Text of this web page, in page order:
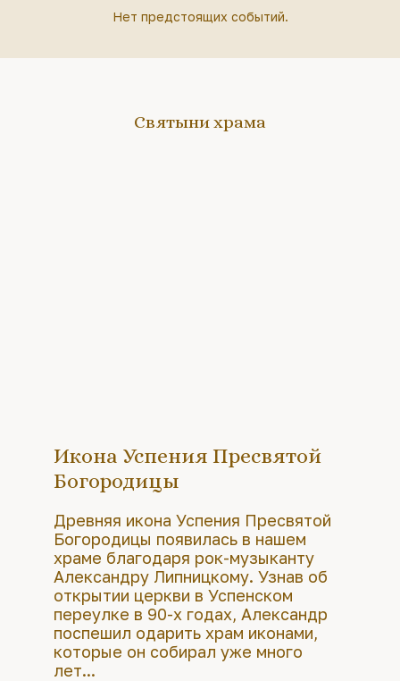
Нет предстоящих событий.
Святыни храма
Икона Успения Пресвятой
Богородицы
Древняя икона Успения Пресвятой
Богородицы появилась в нашем
храме благодаря рок-музыканту
Александру Липницкому. Узнав об
открытии церкви в Успенском
переулке в 90-х годах, Александр
поспешил одарить храм иконами,
которые он собирал уже много
лет...